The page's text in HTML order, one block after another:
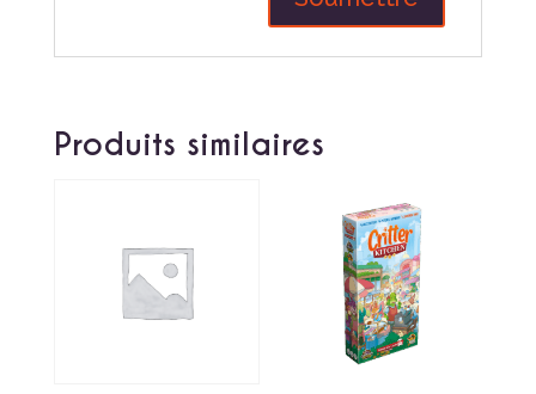
Produits similaires